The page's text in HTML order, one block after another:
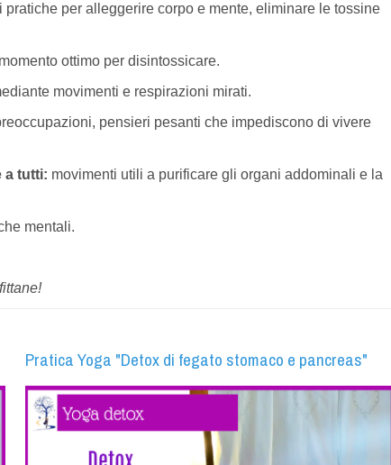
pratiche per alleggerire corpo e mente,eliminare le tossine
ottimo per disintossicare.
movimenti e respirazioni mirati.
pensieri pesanti che impediscono di vivere
a tutti: movimenti utili a purificare gli organi addominali e la
mentali.
Pratica Yoga "Detox di fegato stomaco e pancreas"